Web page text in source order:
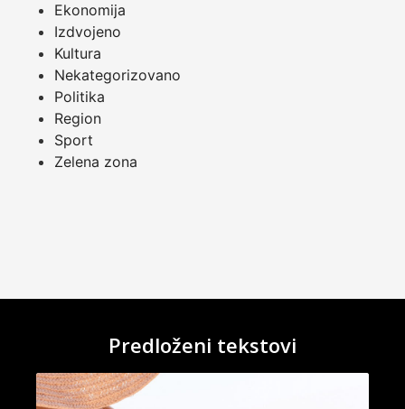
Ekonomija
Izdvojeno
Kultura
Nekategorizovano
Politika
Region
Sport
Zelena zona
Predloženi tekstovi